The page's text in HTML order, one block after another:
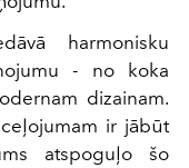
harmonisku
- no koka
dizainam.
ir jābūt
atspoguļo šo